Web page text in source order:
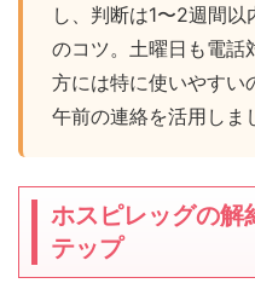
し、判断は1〜2週間
のコツ。土曜日も電話
方には特に使いやすい
午前の連絡を活用しま
ホスピレッグの解
テップ